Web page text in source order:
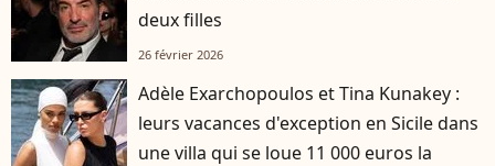
deux filles
26 février 2026
Adèle Exarchopoulos et Tina Kunakey :
leurs vacances d'exception en Sicile dans
une villa qui se loue 11 000 euros la